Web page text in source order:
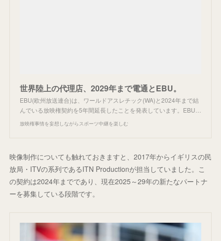
世界陸上の代理店、2029年まで電通とEBU。
EBU(欧州放送連合)は、ワールドアスレチック(WA)と2024年まで結
んでいる放映権契約を5年間延長したことを発表しています。EBU…
放映権事情を妄想しながらスポーツ中継を楽しむ
映像制作についても触れておきますと、2017年からイギリスの民
放局・ITVの系列であるITN Productionが担当していました。こ
の契約は2024年までであり、現在2025～29年の新たなパートナ
ーを募集している段階です。